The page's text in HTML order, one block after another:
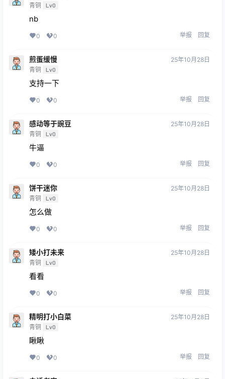
青铜 Lv0
nb
0 0 举报 回复
煎蛋缓慢
青铜 Lv0
25年10月28日
支持一下
0 0 举报 回复
感动等于豌豆
青铜 Lv0
25年10月28日
牛逼
0 0 举报 回复
饼干迷你
青铜 Lv0
25年10月28日
怎么做
0 0 举报 回复
矮小打未来
青铜 Lv0
25年10月28日
看看
0 0 举报 回复
精明打小白菜
青铜 Lv0
25年10月28日
瞅瞅
0 0 举报 回复